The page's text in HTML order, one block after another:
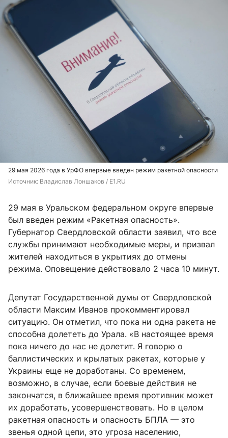
29 мая 2026 года в УрФО впервые введен режим ракетной опасности
Источник: Владислав Лоншаков / E1.RU
29 мая в Уральском федеральном округе впервые
был введен режим «Ракетная опасность».
Губернатор Свердловской области заявил, что все
службы принимают необходимые меры, и призвал
жителей находиться в укрытиях до отмены
режима. Оповещение действовало 2 часа 10 минут.
Депутат Государственной думы от Свердловской
области Максим Иванов прокомментировал
ситуацию. Он отметил, что пока ни одна ракета не
способна долететь до Урала. «В настоящее время
пока ничего до нас не долетит. Я говорю о
баллистических и крылатых ракетах, которые у
Украины еще не доработаны. Со временем,
возможно, в случае, если боевые действия не
закончатся, в ближайшее время противник может
их доработать, усовершенствовать. Но в целом
ракетная опасность и опасность БПЛА — это
звенья одной цепи, это угроза населению,